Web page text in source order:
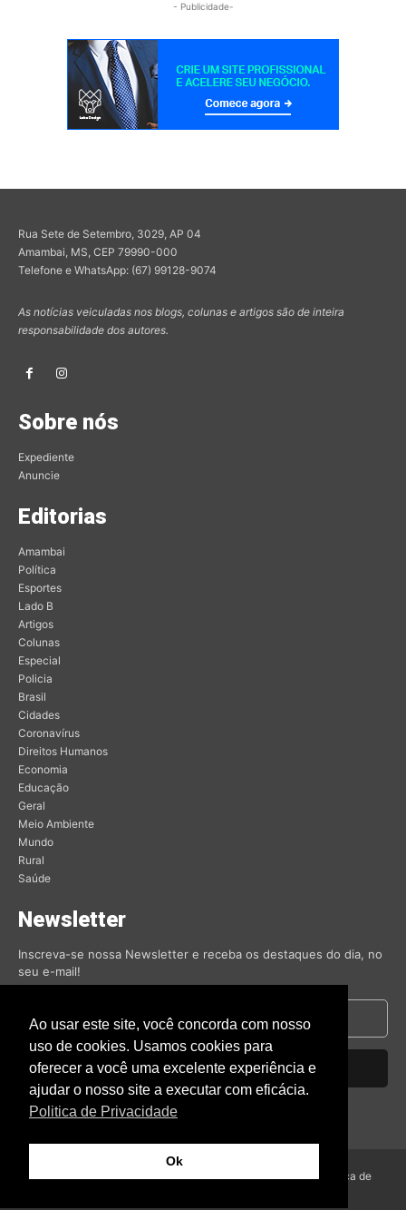
- Publicidade-
Rua Sete de Setembro, 3029, AP 04
Amambai, MS, CEP 79990-000
Telefone e WhatsApp: (67) 99128-9074
As notícias veiculadas nos blogs, colunas e artigos são de inteira
responsabilidade dos autores.
Sobre nós
Expediente
Anuncie
Editorias
Amambai
Política
Esportes
Lado B
Artigos
Colunas
Especial
Policia
Brasil
Cidades
Coronavírus
Direitos Humanos
Economia
Educação
Geral
Meio Ambiente
Mundo
Rural
Saúde
Newsletter
Inscreva-se nossa Newsletter e receba os destaques do dia, no
seu e-mail!
Inscrever-se
Nós respeitamos sua privacidade.
© Amambai Notícias 2009 - Todos os direitos reservados -Politica de
Ao usar este site, você concorda com nosso
uso de cookies. Usamos cookies para
oferecer a você uma excelente experiência e
ajudar o nosso site a executar com eficácia.
Politica de Privacidade
Ok